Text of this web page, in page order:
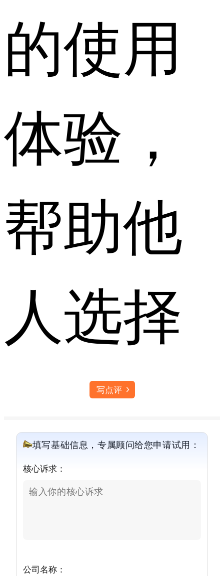
的使用
体验，
帮助他
人选择
写点评
填写基础信息，专属顾问给您申请试用：
核心诉求：
公司名称：